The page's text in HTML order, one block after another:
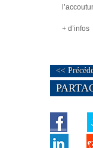
+ d’infos
<<